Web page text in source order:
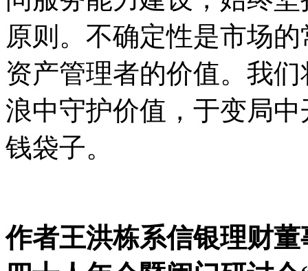
原则。不确定性是市场
资产管理者的价值。我
浪中守护价值，于变局
钱袋子。
作者王洪栋系信银理财